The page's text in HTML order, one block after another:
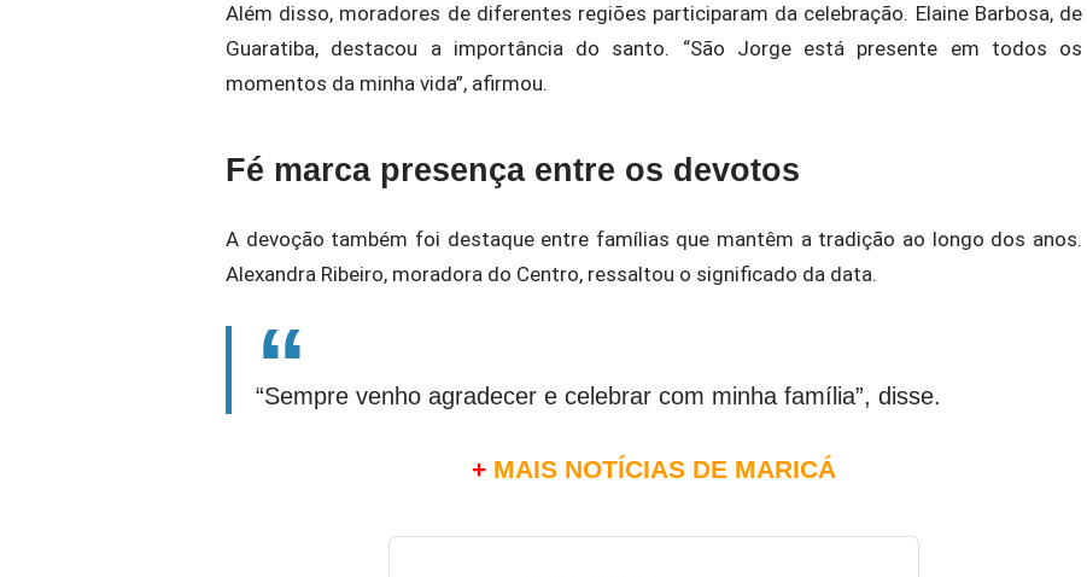
Além disso, moradores de diferentes regiões participaram da celebração. Elaine Barbosa, de
Guaratiba, destacou a importância do santo. “São Jorge está presente em todos os
momentos da minha vida”, afirmou.
Fé marca presença entre os devotos
A devoção também foi destaque entre famílias que mantêm a tradição ao longo dos anos.
Alexandra Ribeiro, moradora do Centro, ressaltou o significado da data.
“Sempre venho agradecer e celebrar com minha família”, disse.
+ MAIS NOTÍCIAS DE MARICÁ